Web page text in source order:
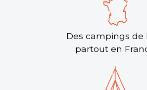
Des campings de
partout en